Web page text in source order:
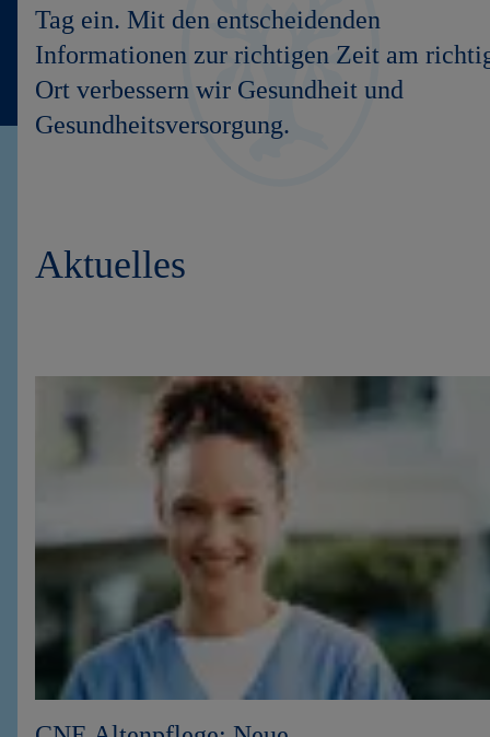
Tag ein. Mit den entscheidenden
Informationen zur richtigen Zeit am
Ort verbessern wir Gesundheit und
Gesundheitsversorgung.
Aktuelles